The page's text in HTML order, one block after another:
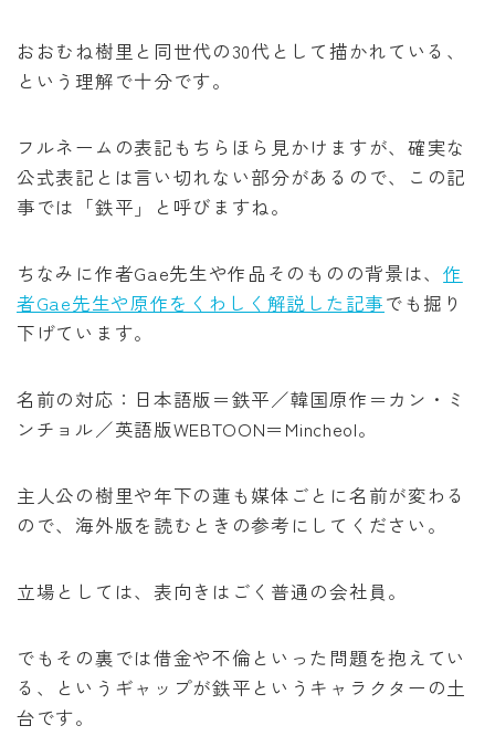
おおむね樹里と同世代の30代として描かれている、
という理解で十分です。
フルネームの表記もちらほら見かけますが、確実な
公式表記とは言い切れない部分があるので、この記
事では「鉄平」と呼びますね。
ちなみに作者Gae先生や作品そのものの背景は、作
者Gae先生や原作をくわしく解説した記事でも掘り
下げています。
名前の対応：日本語版＝鉄平／韓国原作＝カン・ミ
ンチョル／英語版WEBTOON＝Mincheol。
主人公の樹里や年下の蓮も媒体ごとに名前が変わる
ので、海外版を読むときの参考にしてください。
立場としては、表向きはごく普通の会社員。
でもその裏では借金や不倫といった問題を抱えてい
る、というギャップが鉄平というキャラクターの土
台です。